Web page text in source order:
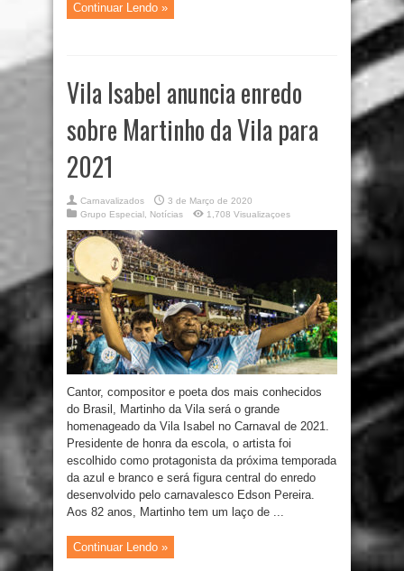
Continuar Lendo »
Vila Isabel anuncia enredo
sobre Martinho da Vila para
2021
Carnavalizados
3 de Março de 2020
Grupo Especial
Notícias 1,708 Visualizaçoes
Cantor, compositor e poeta dos mais conhecidos
do Brasil, Martinho da Vila será o grande
homenageado da Vila Isabel no Carnaval de 2021.
Presidente de honra da escola, o artista foi
escolhido como protagonista da próxima temporada
da azul e branco e será figura central do enredo
desenvolvido pelo carnavalesco Edson Pereira.
Aos 82 anos, Martinho tem um laço de ...
Continuar Lendo »